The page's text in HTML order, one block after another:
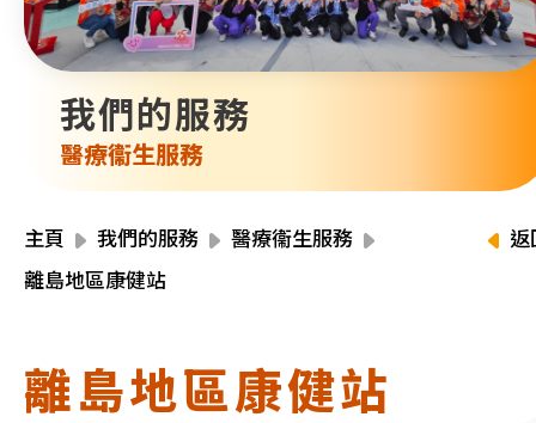
我們的服務
醫療衞生服務
主頁 我們的服務
醫療衞生服務
離島地區康健站
返
離島地區康健站
捐款方法
支持我們
新聞稿及媒體報導
會訊及刊物
活動報名
聯絡我們